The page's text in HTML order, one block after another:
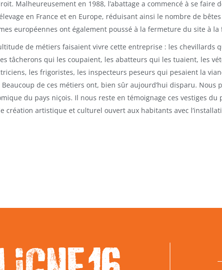
Malheureusement en 1988, l’abattage a commencé à se faire
en France et en Europe, réduisant ainsi le nombre de
européennes ont également poussé à la fermeture du site à la
de métiers faisaient vivre cette entreprise : les chevillards
tâcherons qui les coupaient, les abatteurs qui les tuaient, les
les frigoristes, les inspecteurs peseurs qui pesaient la
de ces métiers ont, bien sûr aujourd’hui disparu. Nous
du pays niçois. Il nous reste en témoignage ces vestiges du
artistique et culturel ouvert aux habitants avec